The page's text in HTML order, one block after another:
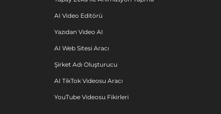
AI Video Editörü
Yazıdan Video AI
AI Web Sitesi Aracı
Şirket Adı Oluşturucu
AI TikTok Videosu Aracı
YouTube Videosu Fikirleri